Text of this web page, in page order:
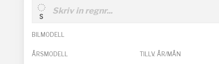
BILMODELL
ÅRSMODELL TILLV. ÅR/MÅN